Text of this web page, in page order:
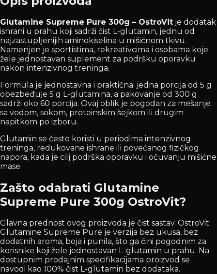
Glutamine Supreme Pure 300g – OstroVit je dodatak
ishrani u prahu koji sadrži čist L-glutamin, jednu od
najzastupljenijih aminokiselina u mišićnom tkivu.
Namenjen je sportistima, rekreativcima i osobama koje
žele jednostavan suplement za podršku oporavku
nakon intenzivnog treninga.
Formula je jednostavna i praktična: jedna porcija od 5 g
obezbeđuje 5 g L-glutamina, a pakovanje od 300 g
sadrži oko 60 porcija. Ovaj oblik je pogodan za mešanje
sa vodom, sokom, proteinskim šejkom ili drugim
napitkom po izboru.
Glutamin se često koristi u periodima intenzivnog
treninga, redukovane ishrane ili povećanog fizičkog
napora, kada je cilj podrška oporavku i očuvanju mišićne
mase.
Zašto odabrati Glutamine
Supreme Pure 300g OstroVit?
Glavna prednost ovog proizvoda je čist sastav. OstroVit
Glutamine Supreme Pure je verzija bez ukusa, bez
dodatnih aroma, boja i punila, što ga čini pogodnim za
korisnike koji žele jednostavan L-glutamin u prahu. Na
dostupnim prodajnim specifikacijama proizvod se
navodi kao 100% čist L-glutamin bez dodataka.